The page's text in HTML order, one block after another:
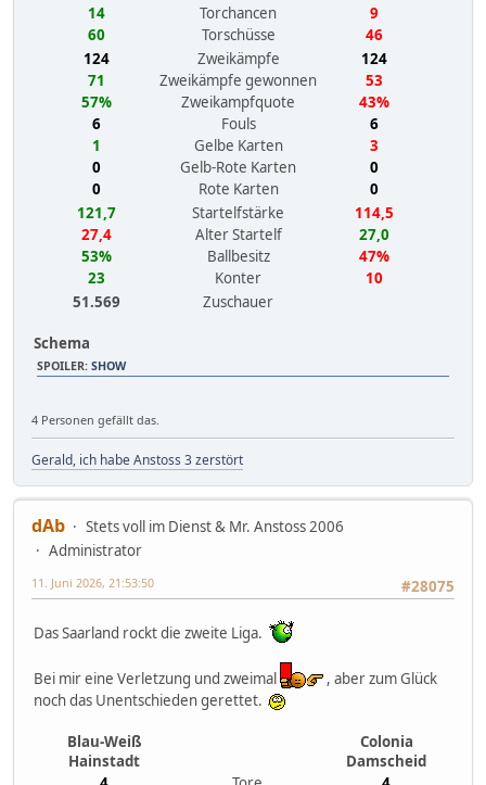
14 Torchancen
9
60
Torschüsse
46
124
Zweikämpfe
124
71
Zweikämpfe gewonnen
53
57%
Zweikampfquote
43%
6
Fouls
6
1
Gelbe Karten
3
0
Gelb-Rote Karten
0
0
Rote Karten
0
121,7
Startelfstärke
114,5
27,4
Alter Startelf
27,0
53%
Ballbesitz
47%
23
Konter
10
51.569
Zuschauer
Schema
SPOILER: SHOW
4 Personen gefällt das.
Gerald, ich habe Anstoss 3 zerstört
dAb
Stets voll im Dienst & Mr. Anstoss 2006
Administrator
#28075
11. Juni 2026, 21:53:50
Das Saarland rockt die zweite Liga.
Bei mir eine Verletzung und zweimal
, aber zum Glück
noch das Unentschieden gerettet.
Blau-Weiß
Hainstadt
Colonia
Damscheid